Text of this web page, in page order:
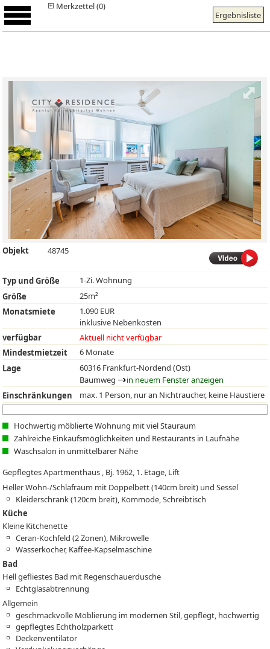
Ergebnisliste
Merkzettel (0)
Objekt 48745
Typ und Größe
1-Zi. Wohnung
Größe
25m²
Monatsmiete
1.090 EUR
inklusive Nebenkosten
verfügbar
Aktuell nicht verfügbar
Mindestmietzeit
6 Monate
Lage
60316 Frankfurt-Nordend (Ost)
Baumweg
in neuem Fenster anzeigen
Einschränkungen
max. 1 Person, nur an Nichtraucher, keine Haustiere
Hochwertig möblierte Wohnung mit viel Stauraum
Zahlreiche Einkaufsmöglichkeiten und Restaurants in Laufnähe
Waschsalon in unmittelbarer Nähe
Gepflegtes Apartmenthaus , Bj. 1962, 1. Etage, Lift
Heller Wohn-/Schlafraum mit Doppelbett (140cm breit) und Sessel
Kleiderschrank (120cm breit), Kommode, Schreibtisch
Küche
Kleine Kitchenette
Ceran-Kochfeld (2 Zonen), Mikrowelle
Wasserkocher, Kaffee-Kapselmaschine
Bad
Hell gefliestes Bad mit Regenschauerdusche
Echtglasabtrennung
Allgemein
geschmackvolle Möblierung im modernen Stil, gepflegt, hochwertig
gepflegtes Echtholzparkett
Deckenventilator